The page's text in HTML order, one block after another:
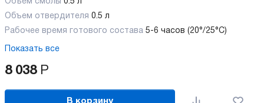
Объем отвердителя 0.5 л
Рабочее время готового состава 5-6 часов (20°/25°C)
Показать все
8 038 Р
В корзину